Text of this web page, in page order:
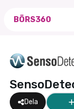
BÖRS360
Dela